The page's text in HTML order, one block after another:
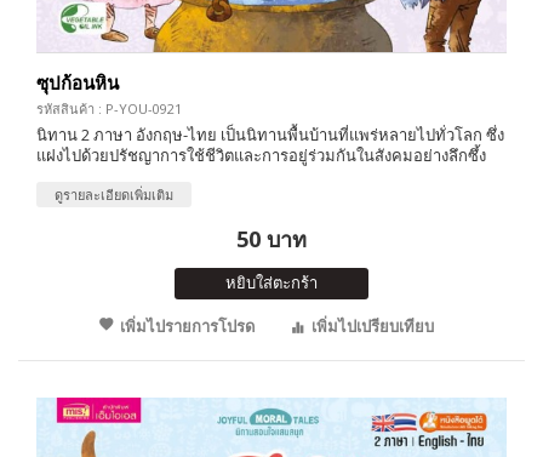
ซุปก้อนหิน
รหัสสินค้า : P-YOU-0921
นิทาน 2 ภาษา อังกฤษ-ไทย เป็นนิทานพื้นบ้านที่แพร่หลายไปทั่วโลก ซึ่ง
แฝงไปด้วยปรัชญาการใช้ชีวิตและการอยู่ร่วมกันในสังคมอย่างลึกซึ้ง
ดูรายละเอียดเพิ่มเติม
50 บาท
หยิบใส่ตะกร้า
เพิ่มไปรายการโปรด
เพิ่มไปเปรียบเทียบ